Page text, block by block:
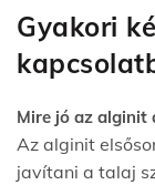
Gyakori
Mire jó az alginit
Az alginit
javítani a talaj